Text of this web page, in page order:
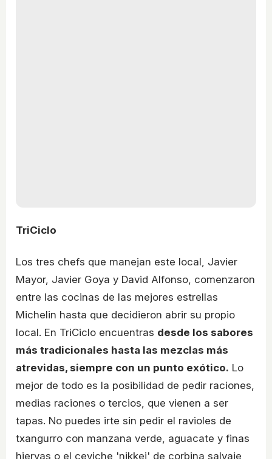
TriCiclo
Los tres chefs que manejan este local, Javier
Mayor, Javier Goya y David Alfonso, comenzaron
entre las cocinas de las mejores estrellas
Michelin hasta que decidieron abrir su propio
local. En TriCiclo encuentras desde los sabores
más tradicionales hasta las mezclas más
atrevidas, siempre con un punto exótico. Lo
mejor de todo es la posibilidad de pedir raciones,
medias raciones o tercios, que vienen a ser
tapas. No puedes irte sin pedir el ravioles de
txangurro con manzana verde, aguacate y finas
hiervas o el ceviche 'nikkei' de corbina salvaje,